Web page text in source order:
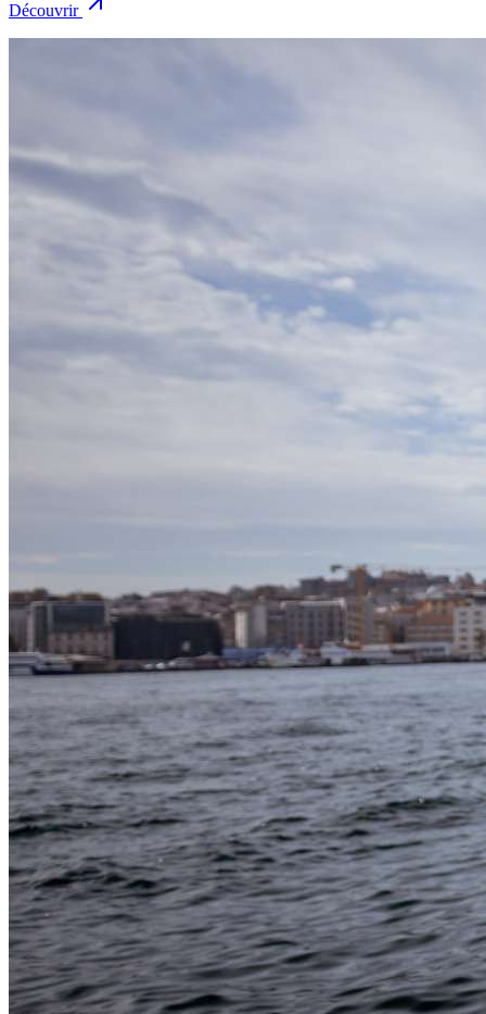
Découvrir